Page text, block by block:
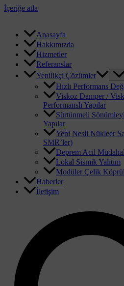
İçeriğe atla
Anasayfa
Hakkımızda
Hizmetler
Referanslar
Yenilikçi Çözümler
Hızlı Performans
Viskoz Damper /
Performanslı Yapılar
Sürtünmeli
Yapılar
Yeni Nesil Nükleer
SMR’ler)
Deprem Acil
Lokal Sismik Yalıtım
Modüler Çelik
Haberler
İletişim